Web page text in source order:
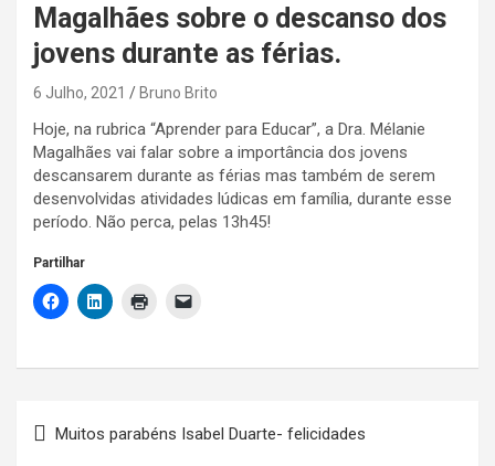
Magalhães sobre o descanso dos
jovens durante as férias.
6 Julho, 2021 Bruno Brito
Hoje, na rubrica “Aprender para Educar”, a Dra. Mélanie
Magalhães vai falar sobre a importância dos jovens
descansarem durante as férias mas também de serem
desenvolvidas atividades lúdicas em família, durante esse
período. Não perca, pelas 13h45!
Partilhar
Muitos parabéns Isabel Duarte- felicidades